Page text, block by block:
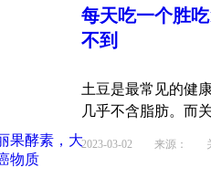
每天吃一个胜
不到
土豆是最常见的健
几乎不含脂肪。而
2023-03-02 来源： 关